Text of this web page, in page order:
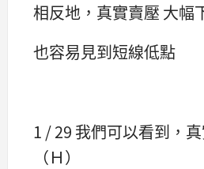
相反地，真實賣壓 大幅
也容易見到短線低點
1 / 29 我們可以看到，
（Ｈ）